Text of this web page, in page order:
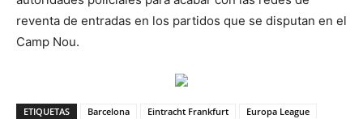
reventa de entradas en los partidos que se disputan en el
Camp Nou.
ETIQUETAS Barcelona Eintracht Frankfurt
Europa League